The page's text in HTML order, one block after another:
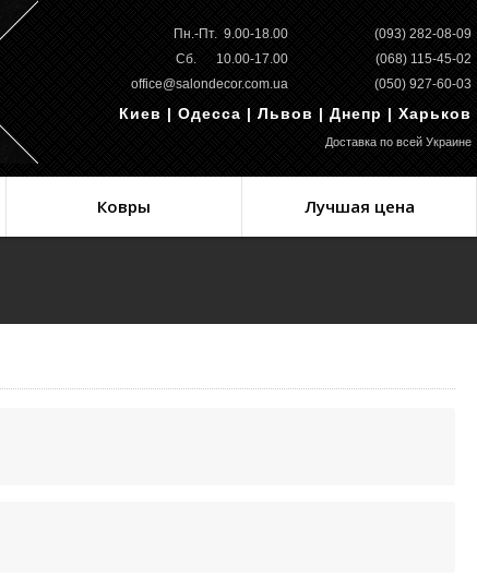
Пн.-Пт. 9.00-18.00
Сб. 10.00-17.00
office@salondecor.com.ua
(093) 282-08-09
(068) 115-45-02
(050) 927-60-03
Киев | Одесса | Львов | Днепр | Харьков
Доставка по всей Украине
Ковры Лучшая цена